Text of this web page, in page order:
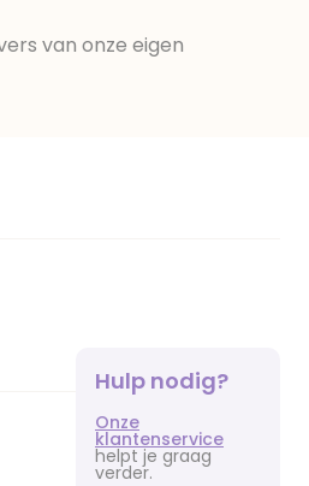
van onze eigen
Hulp nodig?
Onze
klantenservice
helpt je graag
verder.